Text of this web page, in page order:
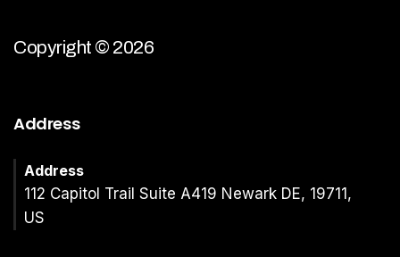
Copyright © 2026
Address
Address
112 Capitol Trail Suite A419 Newark DE, 19711,
US